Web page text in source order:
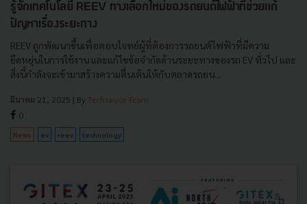
รู้จักเทคโนโลยี REEV ทางเลือกใหม่ของรถยนต์ไฟฟ้าที่ช่วยแก้
ปัญหาเรื่องระยะทาง
REEV ถูกพัฒนาขึ้นเพื่อตอบโจทย์ผู้ที่ต้องการรถยนต์ไฟฟ้าที่มีความ
ยืดหยุ่นในการใช้งาน และแก้ไขข้อจำกัดด้านระยะทางของรถ EV ทั่วไป และ
สิ่งนี้กำลังจะเข้ามาสร้างความตื่นเต้นให้กับตลาดรถยน...
มีนาคม 21, 2025 | By Techsauce Team
0
News ev reev technology